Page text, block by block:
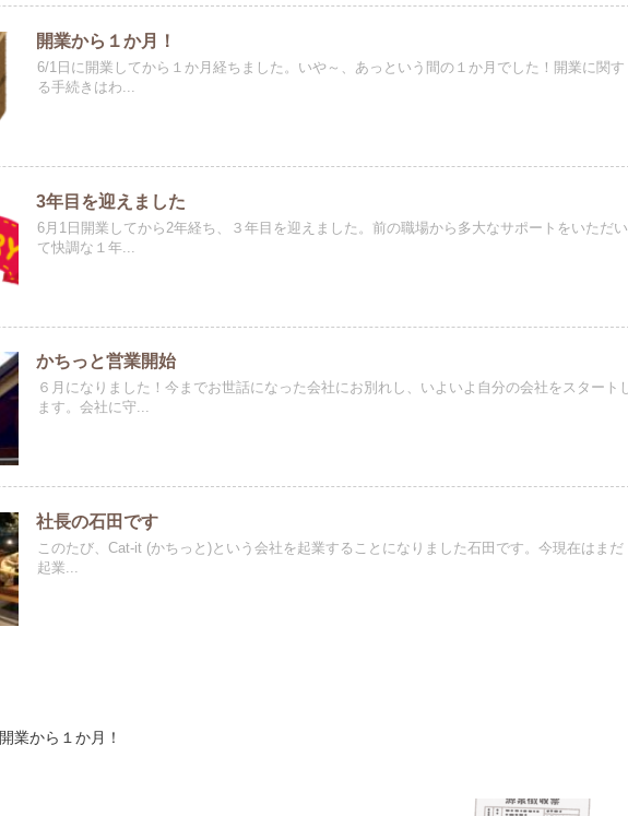
開業から１か月！
6/1日に開業してから１か月経ちました。いや～、あっという間の１か月でした！開業に関す
る手続きはわ...
3年目を迎えました
6月1日開業してから2年経ち、３年目を迎えました。前の職場から多大なサポートをいただい
て快調な１年...
かちっと営業開始
６月になりました！今までお世話になった会社にお別れし、いよいよ自分の会社をスタート
ます。会社に守...
社長の石田です
このたび、Cat-it (かちっと)という会社を起業することになりました石田です。今現在はまだ
起業...
開業から１か月！